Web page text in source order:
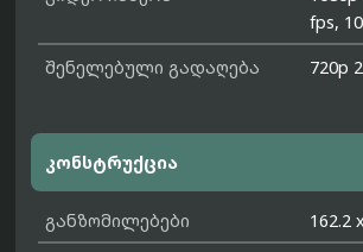
fps,
შენელებული გადაღება
720p
კონსტრუქცია
განზომილებები
162.2